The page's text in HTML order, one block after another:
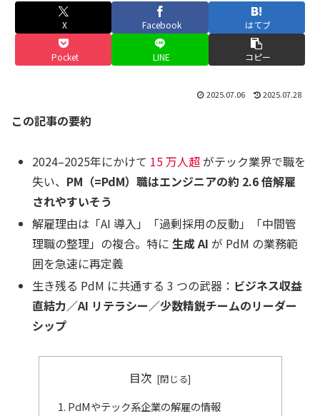
X Facebook はてブ
Pocket LINE コピー
2025.07.06 2025.07.28
この記事の要約
2024–2025年にかけて 15 万人超がテック業界で職を
失い、 PM（=PdM）職はエンジニアの約 2.6 倍解雇
されやすいそう
解雇理由は「AI 導入」「過剰採用の反動」「中間管
理職の整理」の複合。特に生成 AI が PdM の業務範
囲を急速に再定義
生き残る PdM に共通する 3 つの武器： ビジネス収益
直結力／AI リテラシー／少数精鋭チームのリーダー
シップ
目次
PdMやテック系企業の解雇の情報